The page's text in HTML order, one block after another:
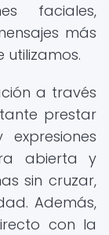
faciales,
más
a través
prestar
abierta y
sin cruzar,
Además,
con la